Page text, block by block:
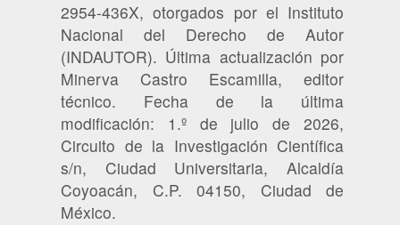
2954-436X, otorgados por el Instituto
Nacional del Derecho de Autor
(INDAUTOR). Última actualización por
Minerva Castro Escamilla, editor
técnico. Fecha de la última
modificación: 1.º de julio de 2026,
Circuito de la Investigación Científica
s/n, Ciudad Universitaria, Alcaldía
Coyoacán, C.P. 04150, Ciudad de
México.